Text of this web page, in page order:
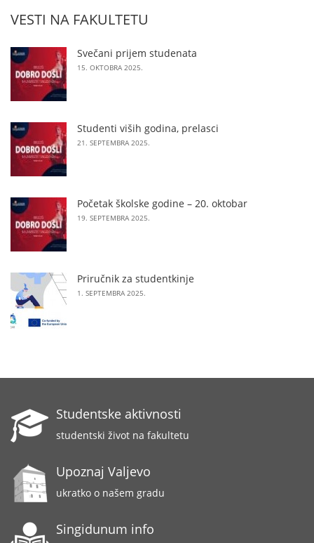
VESTI NA FAKULTETU
Svečani prijem studenata
15. OKTOBRA 2025.
Studenti viših godina, prelasci
21. SEPTEMBRA 2025.
Početak školske godine – 20. oktobar
19. SEPTEMBRA 2025.
Priručnik za studentkinje
1. SEPTEMBRA 2025.
Studentske aktivnosti
studentski život na fakultetu
Upoznaj Valjevo
ukratko o našem gradu
Singidunum info